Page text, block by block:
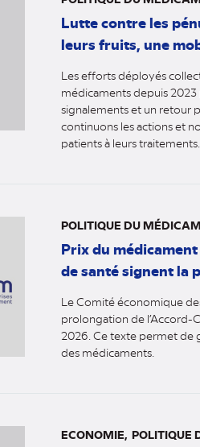
Lutte contre les
leurs fruits, une
Les efforts déployés
médicaments depuis
signalements et un retour
continuons les actions et
patients à leurs traitements.
POLITIQUE DU
Prix du
de santé signent la
Le Comité économique
prolongation de l’Accord-
2026. Ce texte permet de
des médicaments.
ECONOMIE POLITIQUE